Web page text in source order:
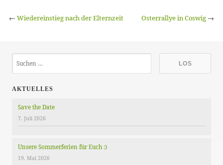
← Wiedereinstieg nach der Elternzeit Osterrallye in Coswig →
AKTUELLES
Save the Date
7. Juli 2026
Unsere Sommerferien für Euch :)
19. Mai 2026